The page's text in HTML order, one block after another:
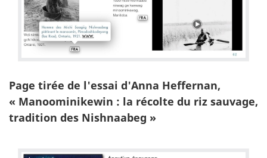
Page tirée de l'essai d'Anna Heffernan,
« Manoominikewin : la récolte du riz sauvage,
tradition des Nishnaabeg »